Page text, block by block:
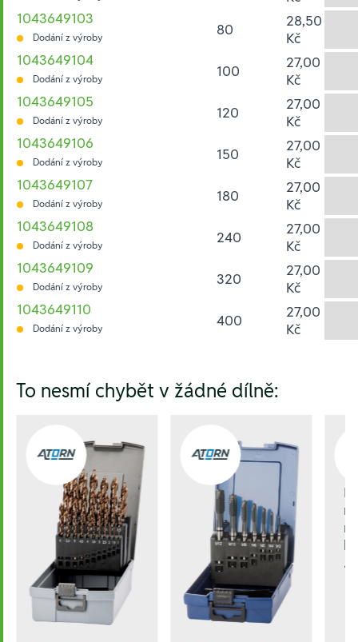
1043649103
Dodání z výroby 80
28,50
Kč
1043649104
Dodání z výroby 100
27,00
Kč
1043649105
Dodání z výroby 120
27,00
Kč
1043649106
Dodání z výroby 150
27,00
Kč
1043649107
Dodání z výroby 180
27,00
Kč
1043649108
Dodání z výroby 240
27,00
Kč
1043649109
Dodání z výroby 320
27,00
Kč
1043649110
Dodání z výroby 400
27,00
Kč
To nesmí chybět v žádné dílně: